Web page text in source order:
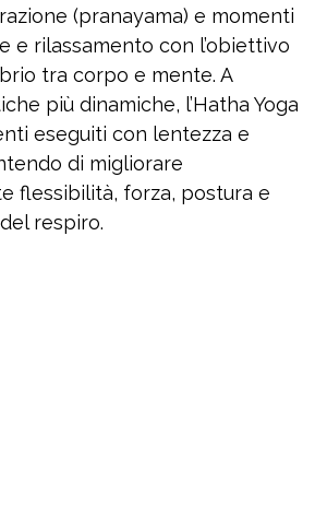
(pranayama) e momenti
e rilassamento con l’obiettivo
tra corpo e mente. A
più dinamiche, l’Hatha Yoga
eseguiti con lentezza e
di migliorare
flessibilità, forza, postura e
respiro.